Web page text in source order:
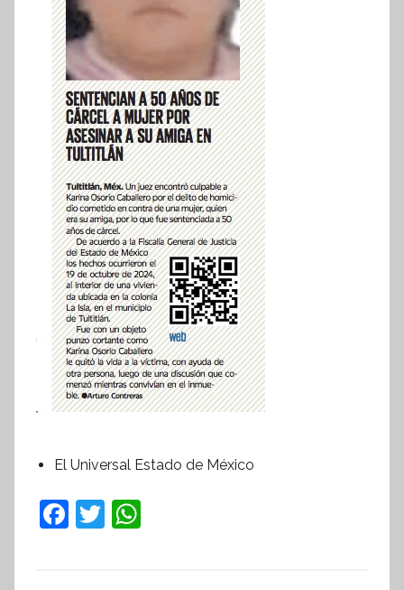
El Universal Estado de México
F
T